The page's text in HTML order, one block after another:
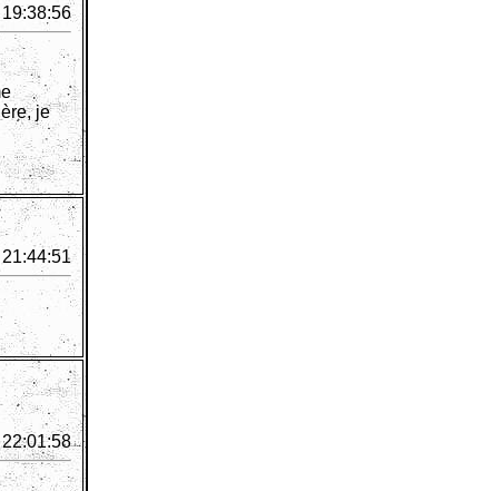
je